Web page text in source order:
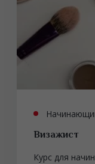
Визажист
Курс для